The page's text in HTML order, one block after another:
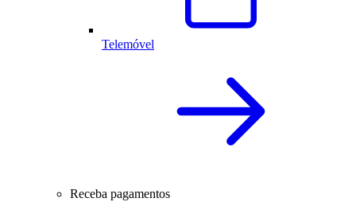
Telemóvel
Receba pagamentos